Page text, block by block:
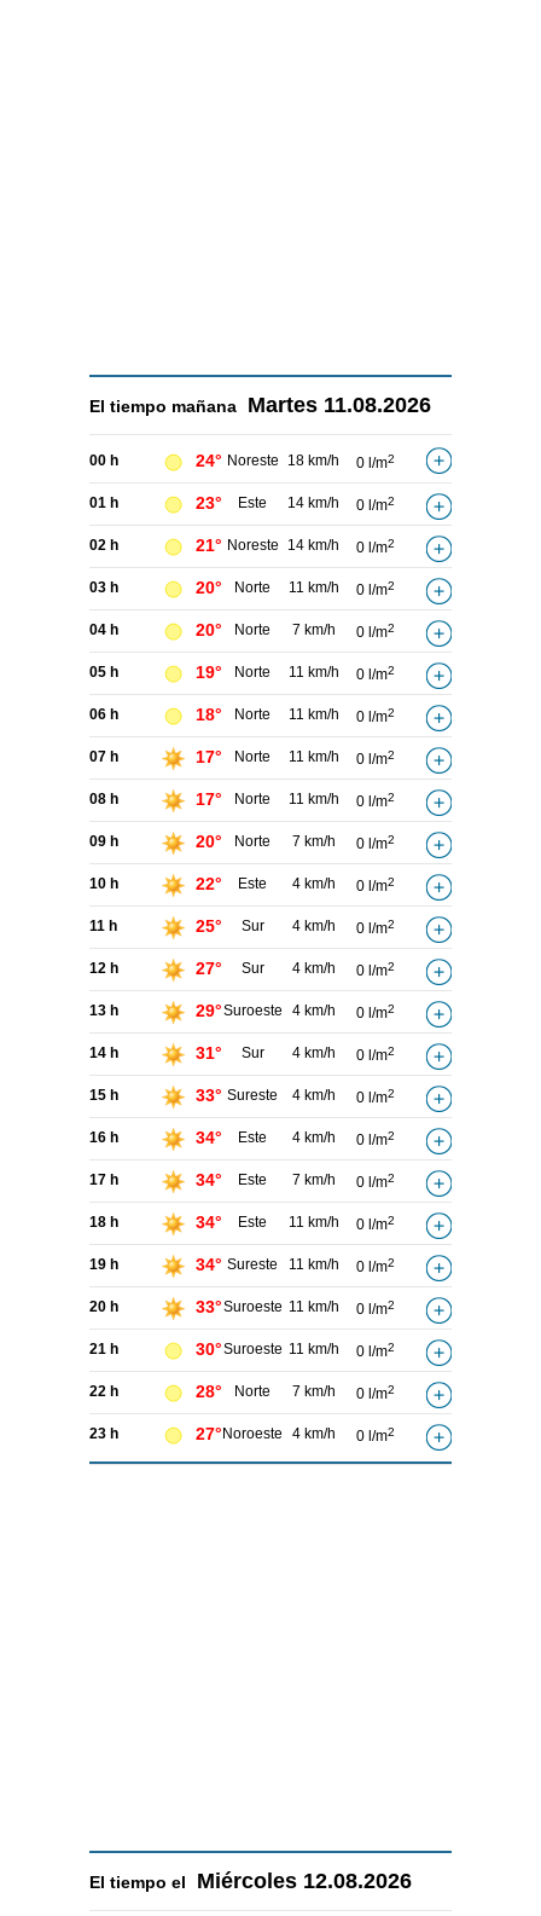
El tiempo mañana Martes 11.08.2026
00 h 24° Noreste 18 km/h 0 l/m2
01 h 23° Este 14 km/h 0 l/m2
02 h 21° Noreste 14 km/h 0 l/m2
03 h 20° Norte 11 km/h 0 l/m2
04 h 20° Norte 7 km/h 0 l/m2
05 h 19° Norte 11 km/h 0 l/m2
06 h 18° Norte 11 km/h 0 l/m2
07 h 17° Norte 11 km/h 0 l/m2
08 h 17° Norte 11 km/h 0 l/m2
09 h 20° Norte 7 km/h 0 l/m2
10 h 22° Este 4 km/h 0 l/m2
11 h 25° Sur 4 km/h 0 l/m2
12 h 27° Sur 4 km/h 0 l/m2
13 h 29°Suroeste 4 km/h 0 l/m2
14 h 31° Sur 4 km/h 0 l/m2
15 h 33° Sureste 4 km/h 0 l/m2
16 h 34° Este 4 km/h 0 l/m2
17 h 34° Este 7 km/h 0 l/m2
18 h 34° Este 11 km/h 0 l/m2
19 h 34° Sureste 11 km/h 0 l/m2
20 h 33°Suroeste 11 km/h 0 l/m2
21 h 30°Suroeste 11 km/h 0 l/m2
22 h 28° Norte 7 km/h 0 l/m2
23 h 27° Noroeste 4 km/h 0 l/m2
El tiempo el Miércoles 12.08.2026